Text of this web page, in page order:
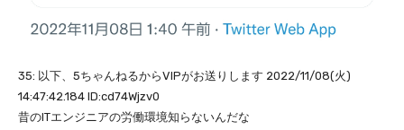
35: 以下、5ちゃんねるからVIPがお送りします 2022/11/08(火)
14:47:42.184 ID:cd74Wjzv0
昔のITエンジニアの労働環境知らないんだな